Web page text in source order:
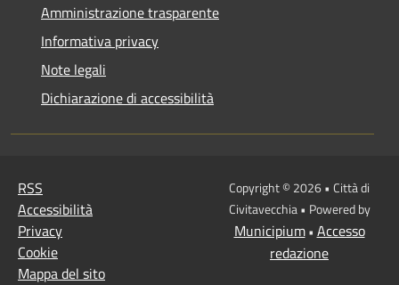
Amministrazione trasparente
Informativa privacy
Note legali
Dichiarazione di accessibilità
RSS
Accessibilità
Privacy
Cookie
Mappa del sito
Copyright © 2026 • Città di
Civitavecchia • Powered by
Municipium• Accesso
redazione